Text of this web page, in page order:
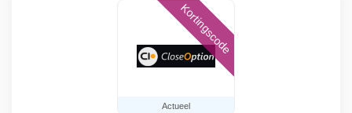
Actueel
Kortingscode